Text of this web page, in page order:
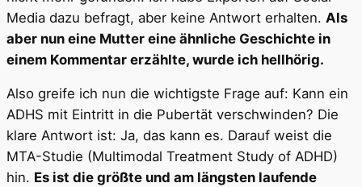
Media dazu befragt, aber keine Antwort erhalten. Als
aber nun eine Mutter eine ähnliche Geschichte in
einem Kommentar erzählte, wurde ich hellhörig.
Also greife ich nun die wichtigste Frage auf: Kann ein
ADHS mit Eintritt in die Pubertät verschwinden? Die
klare Antwort ist: Ja, das kann es. Darauf weist die
MTA-Studie (Multimodal Treatment Study of ADHD)
hin. Es ist die größte und am längsten laufende